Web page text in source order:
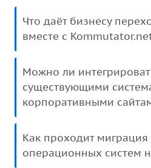
Что даёт бизнесу
вместе с
Можно ли
существующими
корпоративными
Как проходит миграция
операционных систем